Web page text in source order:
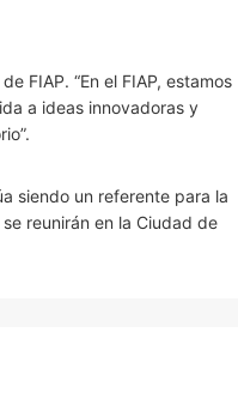
FIAP. “En el FIAP, estamos
a ideas innovadoras y
siendo un referente para la
reunirán en la Ciudad de